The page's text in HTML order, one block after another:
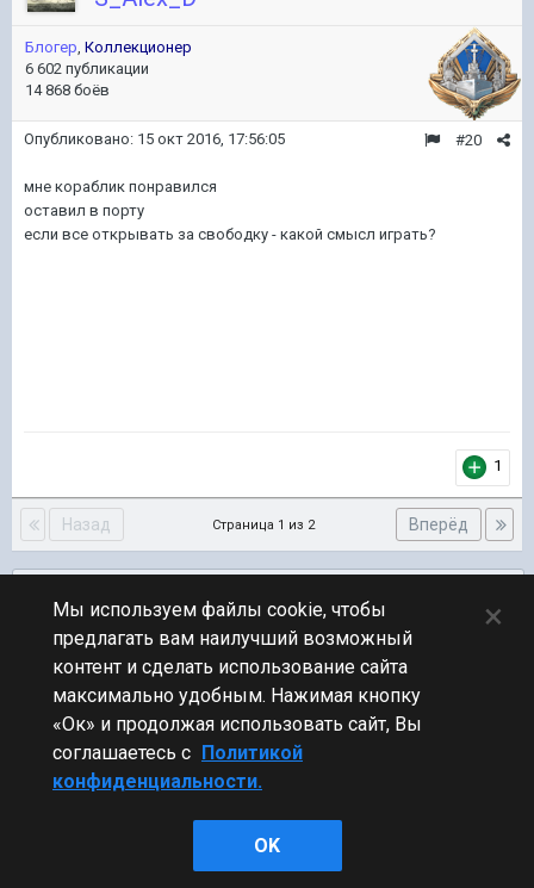
Блогер, Коллекционер
6 602 публикации
14 868 боёв
#20
Опубликовано: 15 окт 2016, 17:56:05
мне кораблик понравился
оставил в порту
если все открывать за свободку - какой смысл играть?
1
Назад Вперёд
Страница 1 из 2
ПЕРЕЙТИ К СПИСКУ ТЕМ
Обсуждение Мира Кораблей
Стиль
Мы используем файлы cookie, чтобы
предлагать вам наилучший возможный
контент и сделать использование сайта
максимально удобным. Нажимая кнопку
«Ок» и продолжая использовать сайт, Вы
соглашаетесь с Политикой
конфиденциальности.
OK
×